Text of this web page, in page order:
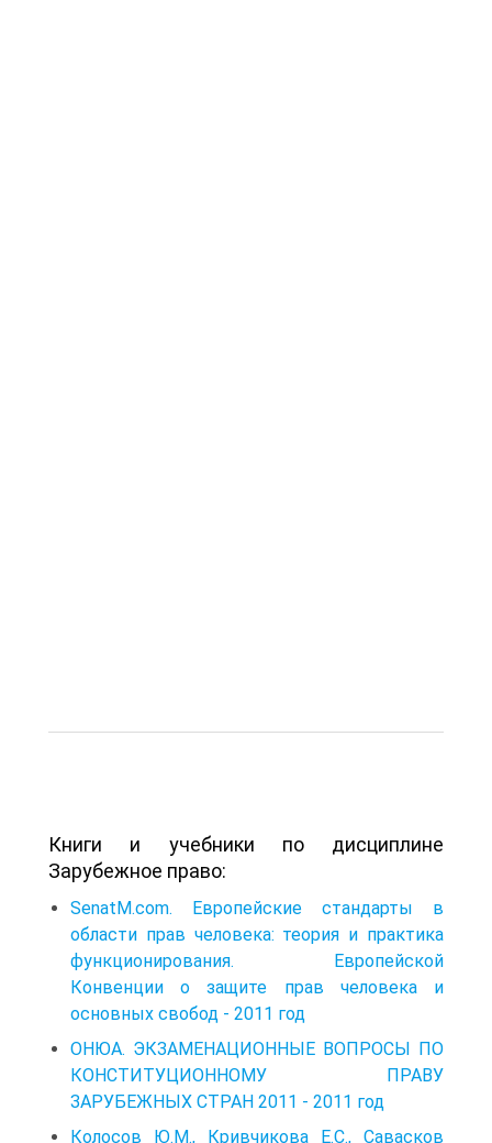
Книги и учебники по дисциплине
Зарубежное право:
SenatM.com. Европейские стандарты в
области прав человека: теория и практика
функционирования. Европейской
Конвенции о защите прав человека и
основных свобод - 2011 год
ОНЮА. ЭКЗАМЕНАЦИОННЫЕ ВОПРОСЫ ПО
КОНСТИТУЦИОННОМУ ПРАВУ
ЗАРУБЕЖНЫХ СТРАН 2011 - 2011 год
Колосов Ю.М., Кривчикова Е.С., Савасков